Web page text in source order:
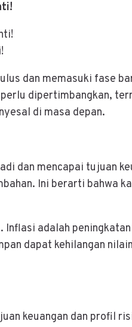
dan memasuki fase
dipertimbangkan,
di masa depan.
dan mencapai tujuan
Ini berarti bahwa
adalah
dapat kehilangan
keuangan dan profil